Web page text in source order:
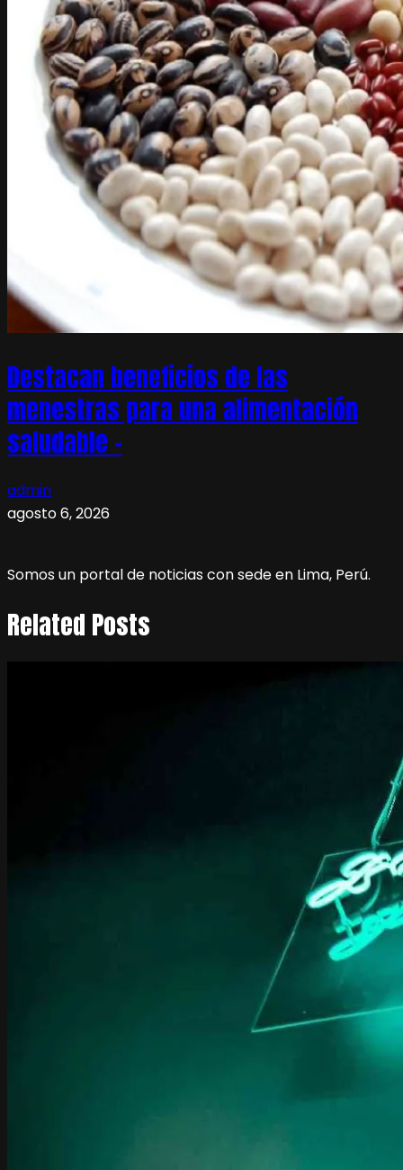
Destacan beneficios de las
menestras para una alimentación
saludable –
admin
agosto 6, 2026
Somos un portal de noticias con sede en Lima, Perú.
Related Posts